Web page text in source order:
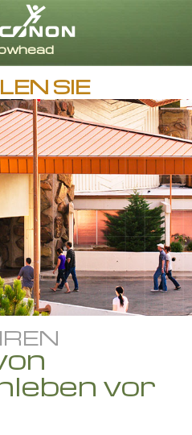
Deutsch
Griechisch
Spanisch
Französisch
Hebräisch
Ungarisch
Italienisch
Japanisch
Niederländisch
Norwegisch
Portugiesisch
Russisch
Nepali
SIE
vor